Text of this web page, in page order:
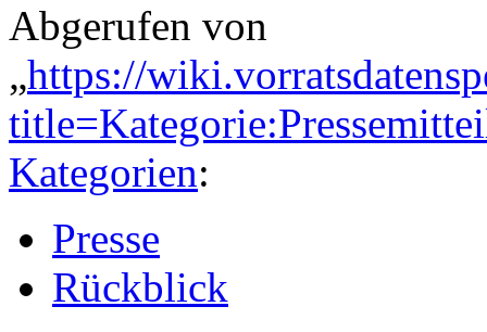
Abgerufen von
„https://
Kategorien:
Presse
Rückblick